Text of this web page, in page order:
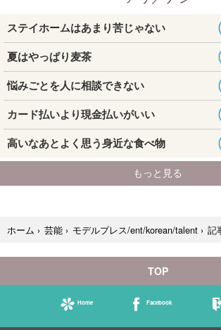
ホーム › 芸能 › モデルプレス/ent/korean/talent › 記
TOP
Home Facebook